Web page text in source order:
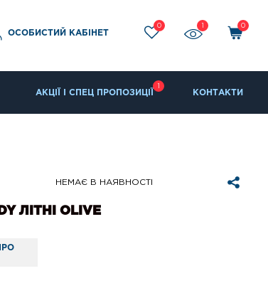
ОСОБИСТИЙ КАБІНЕТ
0 0
АКЦІЇ І СПЕЦ ПРОПОЗИЦІЇ КОНТАКТИ
НЕМАЄ В НАЯВНОСТІ
ЛІТНІ OLIVE